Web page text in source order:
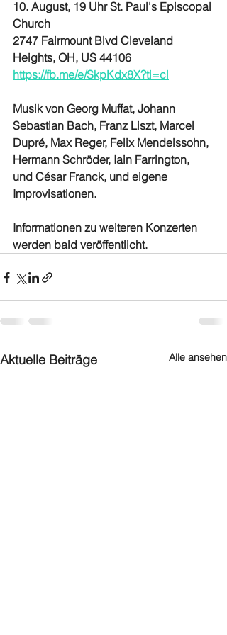
10. August, 19 Uhr St. Paul's Episcopal
Church
2747 Fairmount Blvd Cleveland
Heights, OH, US 44106
https://fb.me/e/SkpKdx8X?ti=cl
Musik von Georg Muffat, Johann
Sebastian Bach, Franz Liszt, Marcel
Dupré, Max Reger, Felix Mendelssohn,
Hermann Schröder, Iain Farrington,
und César Franck, und eigene
Improvisationen.
Informationen zu weiteren Konzerten
werden bald veröffentlicht.
Aktuelle Beiträge Alle ansehen